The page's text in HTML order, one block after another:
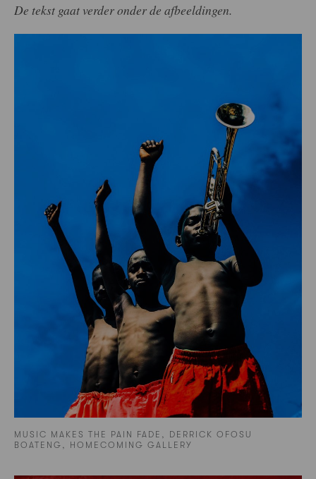
De tekst gaat verder onder de afbeeldingen.
MUSIC MAKES THE PAIN FADE, DERRICK OFOSU
BOATENG, HOMECOMING GALLERY